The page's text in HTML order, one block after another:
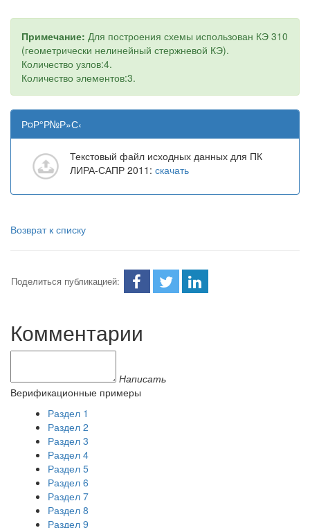
Примечание: Для построения схемы использован КЭ 310
(геометрически нелинейный стержневой КЭ).
Количество узлов:4.
Количество элементов:3.
Р¤Р°Р№Р»С‹
Текстовый файл исходных данных для ПК
ЛИРА-САПР 2011: скачать
Возврат к списку
Поделиться публикацией:
Комментарии
Написать
Верификационные примеры
Раздел 1
Раздел 2
Раздел 3
Раздел 4
Раздел 5
Раздел 6
Раздел 7
Раздел 8
Раздел 9